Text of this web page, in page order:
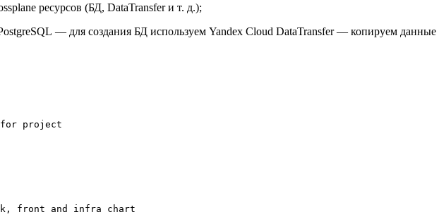
ресурсов (БД, DataTransfer и т. д.);
— для создания БД используем Yandex Cloud DataTransfer — копируем
project
front and infra chart